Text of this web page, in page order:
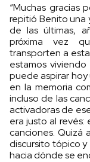
“Muchas gracias
repitió Benito una
de las últimas,
próxima vez
transporten a
estamos
puede aspirar hoy
en la memoria
incluso de las
activadoras de
era justo al
canciones. Quizá
discursito tópico
hacia dónde se